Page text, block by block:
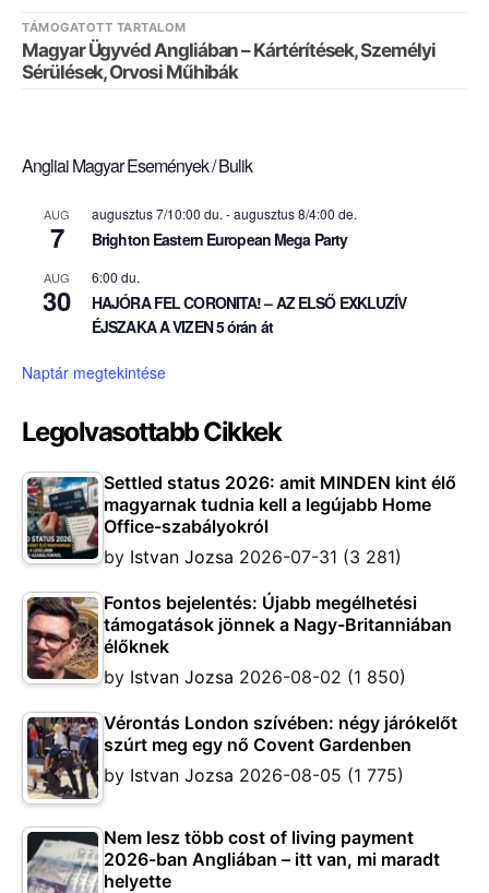
TÁMOGATOTT TARTALOM
Magyar Ügyvéd Angliában – Kártérítések, Személyi
Sérülések, Orvosi Műhibák
Angliai Magyar Események / Bulik
AUG
7
augusztus 7/10:00 du. -augusztus 8/4:00 de.
Brighton Eastern European Mega Party
AUG
30
6:00 du.
HAJÓRA FEL CORONITA! – AZ ELSŐ EXKLUZÍV
ÉJSZAKA A VIZEN 5 órán át
Naptár megtekintése
Legolvasottabb Cikkek
Settled status 2026: amit MINDEN kint élő
magyarnak tudnia kell a legújabb Home
Office-szabályokról
by Istvan Jozsa 2026-07-31 (3 281)
Fontos bejelentés: Újabb megélhetési
támogatások jönnek a Nagy-Britanniában
élőknek
by Istvan Jozsa 2026-08-02 (1 850)
Vérontás London szívében: négy járókelőt
szúrt meg egy nő Covent Gardenben
by Istvan Jozsa 2026-08-05 (1 775)
Nem lesz több cost of living payment
2026-ban Angliában – itt van, mi maradt
helyette